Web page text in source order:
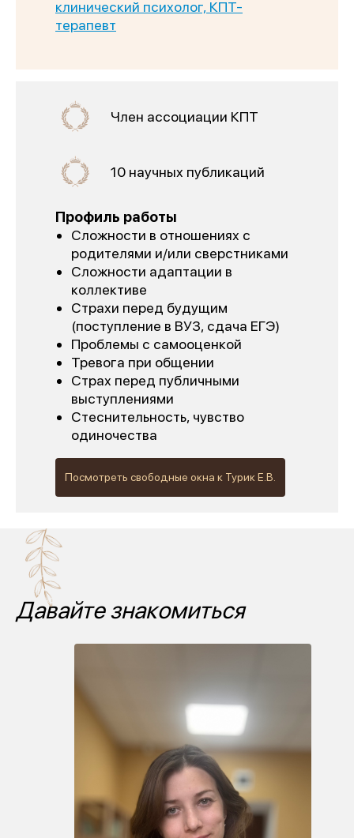
клинический психолог, КПТ-
терапевт
Член ассоциации КПТ
10 научных публикаций
Профиль работы
Сложности в отношениях с
родителями и/или сверстниками
Сложности адаптации в
коллективе
Страхи перед будущим
(поступление в ВУЗ, сдача ЕГЭ)
Проблемы с самооценкой
Тревога при общении
Страх перед публичными
выступлениями
Стеснительность, чувство
одиночества
Посмотреть свободные окна к Турик Е.В.
Давайте знакомиться